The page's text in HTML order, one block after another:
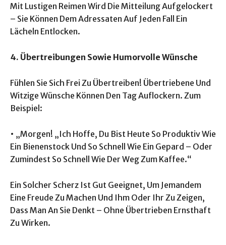
Mit Lustigen Reimen Wird Die Mitteilung Aufgelockert
– Sie Können Dem Adressaten Auf Jeden Fall Ein
Lächeln Entlocken.
4. Übertreibungen Sowie Humorvolle Wünsche
Fühlen Sie Sich Frei Zu Übertreiben! Übertriebene Und
Witzige Wünsche Können Den Tag Auflockern. Zum
Beispiel:
• „Morgen! „Ich Hoffe, Du Bist Heute So Produktiv Wie
Ein Bienenstock Und So Schnell Wie Ein Gepard – Oder
Zumindest So Schnell Wie Der Weg Zum Kaffee.“
Ein Solcher Scherz Ist Gut Geeignet, Um Jemandem
Eine Freude Zu Machen Und Ihm Oder Ihr Zu Zeigen,
Dass Man An Sie Denkt – Ohne Übertrieben Ernsthaft
Zu Wirken.